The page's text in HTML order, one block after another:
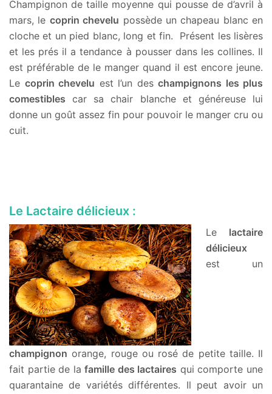
Champignon de taille moyenne qui pousse de d’avril à
mars, le coprin chevelu possède un chapeau blanc en
cloche et un pied blanc, long et fin. Présent les lisères
et les prés il a tendance à pousser dans les collines. Il
est préférable de le manger quand il est encore jeune.
Le coprin chevelu est l’un des champignons les plus
comestibles car sa chair blanche et généreuse lui
donne un goût assez fin pour pouvoir le manger cru ou
cuit.
Le Lactaire délicieux :
Le lactaire
délicieux
est un
champignon orange, rouge ou rosé de petite taille. Il
fait partie de lafamille des lactaires qui comporte une
quarantaine de variétés différentes. Il peut avoir un